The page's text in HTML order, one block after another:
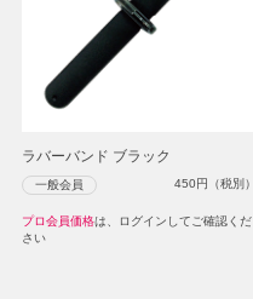
ラバーバンド ブラック
一般会員 450円（税別）
プロ会員価格は、ログインしてご確認くだ
さい